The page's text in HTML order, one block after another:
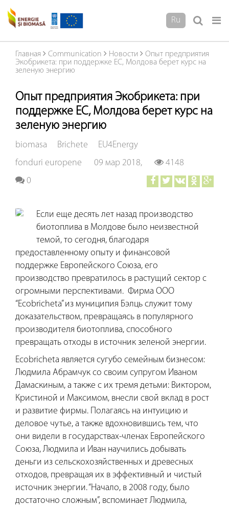
Ru
Главная Communication Новости
Опыт предприятия
Экобрикета: при поддержке ЕС, Молдова берет курс на
зеленую энергию
Опыт предприятия Экобрикета: при
поддержке ЕС, Молдова берет курс на
зеленую энергию
biomasa Brichete
EU4Energy
fonduri europene
09 мар 2018,
4148
0
Если еще десять лет назад производство
биотоплива в Молдове было неизвестной
темой, то сегодня, благодаря
предоставленному опыту и финансовой
поддержке Европейского Союза, его
производство превратилось в растущий сектор с
огромными перспективами. Фирма ООО
“Ecobricheta” из муниципия Бэлць служит тому
доказательством, превращаясь в популярного
производителя биотоплива, способного
превращать отходы в источник зеленой энергии.
Ecobricheta является сугубо семейным бизнесом:
Людмила Абрамчук со своим супругом Иваном
Дамаскиным, а также с их тремя детьми: Виктором,
Кристиной и Максимом, внесли свой вклад в рост
и развитие фирмы. Полагаясь на интуицию и
деловое чутье, а также вдохновившись тем, что
они видели в государствах-членах Европейского
Союза, Людмила и Иван научились добывать
деньги из сельскохозяйственных и древесных
отходов, превращая их в эффективный и чистый
источник энергии.“Начало, в 2008 году, было
достаточно сложным”, вспоминает Людмила,